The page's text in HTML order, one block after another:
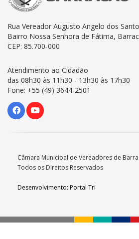
Rua Vereador Augusto Angelo dos
Bairro Nossa Senhora de Fátima,
CEP: 85.700-000
Atendimento ao Cidadão
das 08h30 às 11h30 - 13h30 às 17h30
Fone: +55 (49) 3644-2501
Câmara Municipal de Vereadores de
Todos os Direitos Reservados
Desenvolvimento: Portal Tri